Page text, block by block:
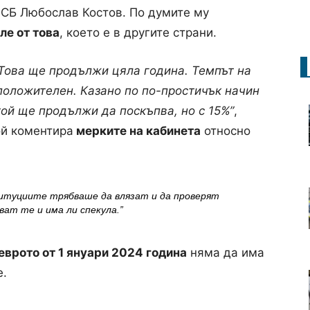
Любослав Костов. По думите му
от това, което е в другите страни.
ще продължи цяла година. Темпът на
Казано по по-простичък начин
ще продължи да поскъпва, но с 15%”,
коментира мерките на кабинета относно
трябваше да влязат и да проверят
те и има ли спекула.”
от 1 януари 2024 година няма да има